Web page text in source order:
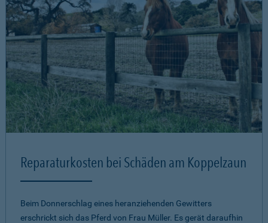
Reparaturkosten bei Schäden am Koppelzaun
Beim Donnerschlag eines heranziehenden Gewitters
erschrickt sich das Pferd von Frau Müller. Es gerät daraufhin